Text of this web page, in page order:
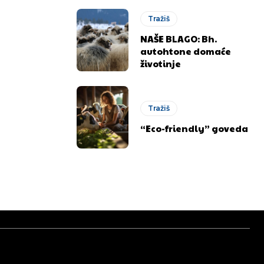
Tražiš
NAŠE BLAGO: Bh.
autohtone domaće
životinje
Tražiš
“Eco-friendly” goveda